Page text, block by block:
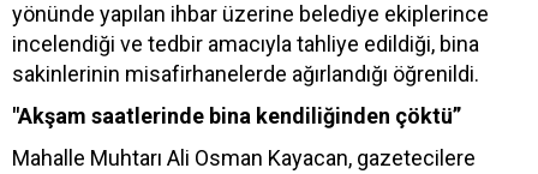
yönünde yapılan ihbar üzerine belediye ekiplerince
incelendiği ve tedbir amacıyla tahliye edildiği, bina
sakinlerinin misafirhanelerde ağırlandığı öğrenildi.
"Akşam saatlerinde bina kendiliğinden çöktü”
Mahalle Muhtarı Ali Osman Kayacan, gazetecilere